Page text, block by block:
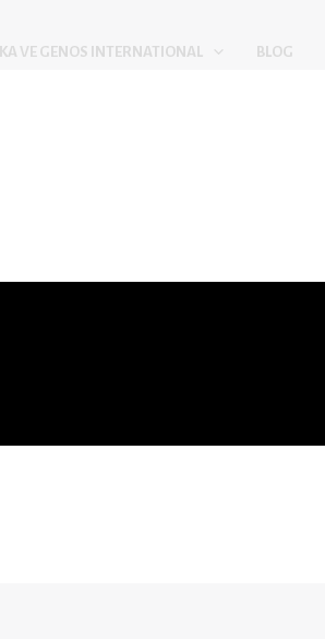
VE GENOS INTERNATIONAL BLOG